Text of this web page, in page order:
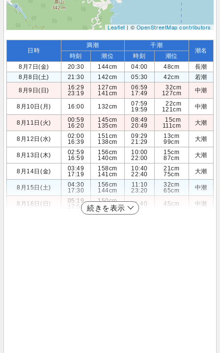
Leaflet| ©OpenStreetMap contributors
日時
満潮 干潮
潮名
時刻 潮位 時刻
潮位
8月7日(金)
20:30 144cm 04:00 48cm
長潮
8月8日(土)
21:30 142cm 05:30 42cm
若潮
8月9日(日)
16:29
23:19
127cm
141cm
06:59
17:49
32cm
127cm
中潮
8月10日(月) 16:00 132cm
07:59
19:59
22cm
121cm
中潮
8月11日(火)
00:59
16:20
145cm
135cm
08:49
20:49
15cm
111cm
大潮
8月12日(水)
02:00
16:39
151cm
138cm
09:29
21:29
13cm
99cm
大潮
8月13日(木)
02:59
16:59
156cm
140cm
10:00
22:00
15cm
87cm
大潮
8月14日(金)
03:49
17:19
158cm
141cm
10:40
22:40
21cm
75cm
大潮
8月15日(土)
04:30
17:30
156cm
144cm
11:10
23:20
32cm
65cm
中潮
8月16日(日)
05:19
17:59
150cm
146cm
11:40 45cm 中潮
続きを表示